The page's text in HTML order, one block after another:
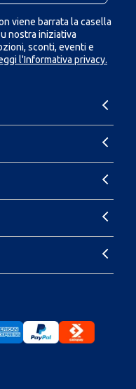
viene barrata la casella
nostra iniziativa
sconti, eventi e
l'Informativa privacy.